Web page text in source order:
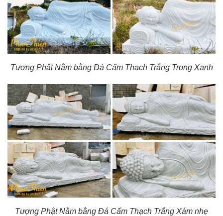
Tượng Phật Nằm bằng Đá Cẩm Thạch Trắng Trong Xanh
Tượng Phật Nằm bằng Đá Cẩm Thạch Trắng Xám nhẹ